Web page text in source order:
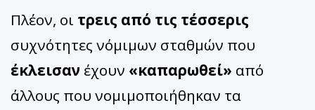
Πλέον, οι τρεις από τις τέσσερις
συχνότητες νόμιμων σταθμών που
έκλεισαν έχουν «καπαρωθεί» από
άλλους που νομιμοποιήθηκαν τα